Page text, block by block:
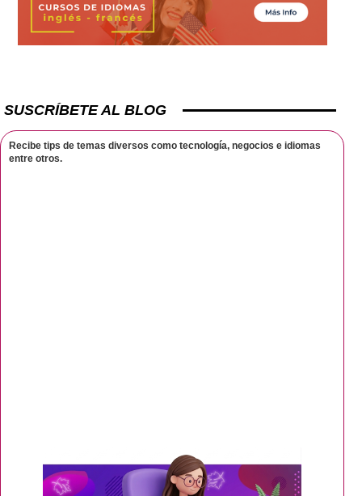
SUSCRÍBETE AL BLOG
Recibe tips de temas diversos como tecnología, negocios e idiomas
entre otros.